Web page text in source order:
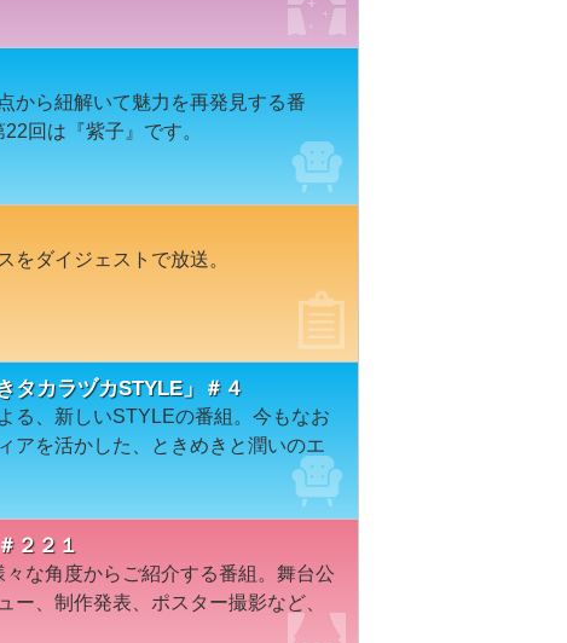
から紐解いて魅力を再発見する番
回は『紫子』です。
をダイジェストで放送。
タカラヅカSTYLE」＃４
る、新しいSTYLEの番組。今もなお
アを活かした、ときめきと潤いのエ
２２１
な角度からご紹介する番組。舞台公
、制作発表、ポスター撮影など、